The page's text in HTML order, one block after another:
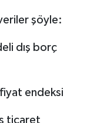
şöyle:
dış borç
endeksi
ticaret